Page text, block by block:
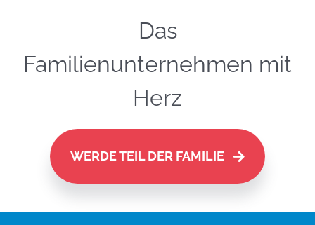
Das
Familienunternehmen mit
Herz
WERDE TEIL DER FAMILIE